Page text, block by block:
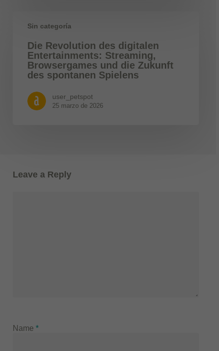
Sin categoría
Die Revolution des digitalen
Entertainments: Streaming,
Browsergames und die Zukunft
des spontanen Spielens
user_petspot
25 marzo de 2026
Leave a Reply
Name *